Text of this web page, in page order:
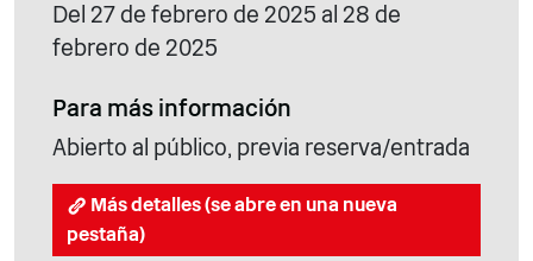
Del 27 de febrero de 2025 al 28 de
febrero de 2025
Para más información
Abierto al público, previa reserva/entrada
Más detalles (se abre en una nueva
pestaña)